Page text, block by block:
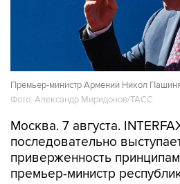
Премьер-министр Армении Никол
Фото: Александр Миридонов/ТАСС
Москва. 7 августа.
последовательно
приверженность
премьер-министр